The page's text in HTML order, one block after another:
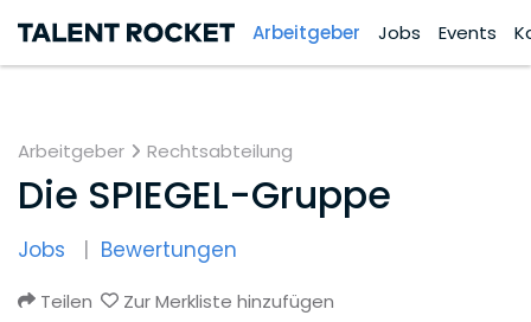
Arbeitgeber Jobs Events
Arbeitgeber Rechtsabteilung
Die SPIEGEL-Gruppe
Jobs Bewertungen
Teilen Zur Merkliste hinzufügen